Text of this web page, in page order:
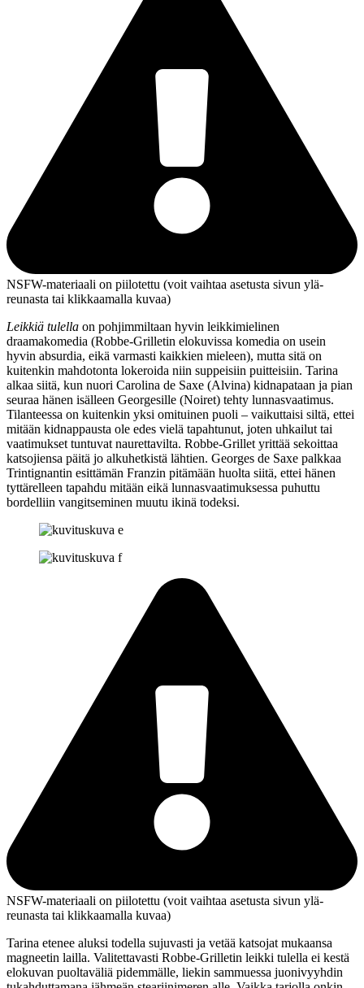
NSFW-materiaali on piilotettu (voit vaihtaa asetusta sivun ylä­
reunasta tai klikkaamalla kuvaa)
Leikkiä tulella on pohjimmiltaan hyvin leikkimielinen
draamakomedia (Robbe-Grilletin elokuvissa komedia on usein
hyvin absurdia, eikä varmasti kaikkien mieleen), mutta sitä on
kuitenkin mahdotonta lokeroida niin suppeisiin puitteisiin. Tarina
alkaa siitä, kun nuori Carolina de Saxe (Alvina) kidnapataan ja pian
seuraa hänen isälleen Georgesille (Noiret) tehty lunnasvaatimus.
Tilanteessa on kuitenkin yksi omituinen puoli – vaikuttaisi siltä, ettei
mitään kidnappausta ole edes vielä tapahtunut, joten uhkailut tai
vaatimukset tuntuvat naurettavilta. Robbe-Grillet yrittää sekoittaa
katsojiensa päitä jo alkuhetkistä lähtien. Georges de Saxe palkkaa
Trintignantin esittämän Franzin pitämään huolta siitä, ettei hänen
tyttärelleen tapahdu mitään eikä lunnasvaatimuksessa puhuttu
bordelliin vangitseminen muutu ikinä todeksi.
NSFW-materiaali on piilotettu (voit vaihtaa asetusta sivun ylä­
reunasta tai klikkaamalla kuvaa)
Tarina etenee aluksi todella sujuvasti ja vetää katsojat mukaansa
magneetin lailla. Valitettavasti Robbe-Grilletin leikki tulella ei kestä
elokuvan puoltaväliä pidemmälle, liekin sammuessa juonivyyhdin